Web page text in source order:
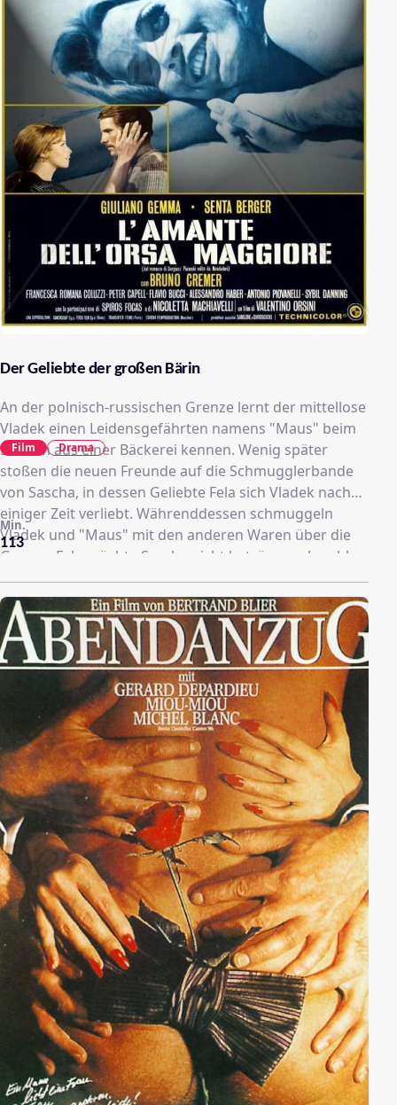
Der Geliebte der großen Bärin
An der polnisch-russischen Grenze lernt der mittellose
Vladek einen Leidensgefährten namens "Maus" beim
Stehlen aus einer Bäckerei kennen. Wenig später
stoßen die neuen Freunde auf die Schmugglerbande
von Sascha, in dessen Geliebte Fela sich Vladek nach
einiger Zeit verliebt. Währenddessen schmuggeln
Vladek und "Maus" mit den anderen Waren über die
Grenze. Fela möchte Sascha nicht betrügen, obwohl
sie sich auch zu Vladek hingezogen fühlt. Die
russischen Soldaten sind entschlossen, dem
Schmuggel mit grausamen Mitteln ein Ende zu
bereiten.
113
Min.
Film Drama